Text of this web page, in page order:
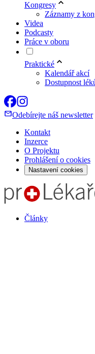
Kongresy
Záznamy z
Videa
Podcasty
Práce v oboru
Praktické
Kalendář akcí
Dostupnost
Odebírejte náš newsletter
Kontakt
Inzerce
O Projektu
Prohlášení o cookies
Nastavení cookies
Články